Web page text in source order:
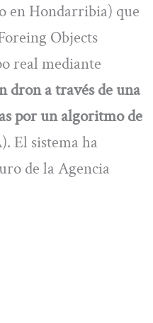
en Hondarribia) que
Objects
real mediante
dron a través de una
por un algoritmo de
El sistema ha
de la Agencia